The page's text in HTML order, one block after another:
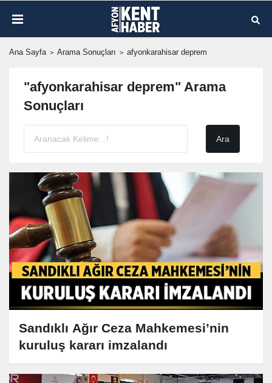
Ana Sayfa Arama Sonuçları afyonkarahisar deprem
"afyonkarahisar deprem" Arama
Sonuçları
Sandıklı Ağır Ceza Mahkemesi’nin
kuruluş kararı imzalandı